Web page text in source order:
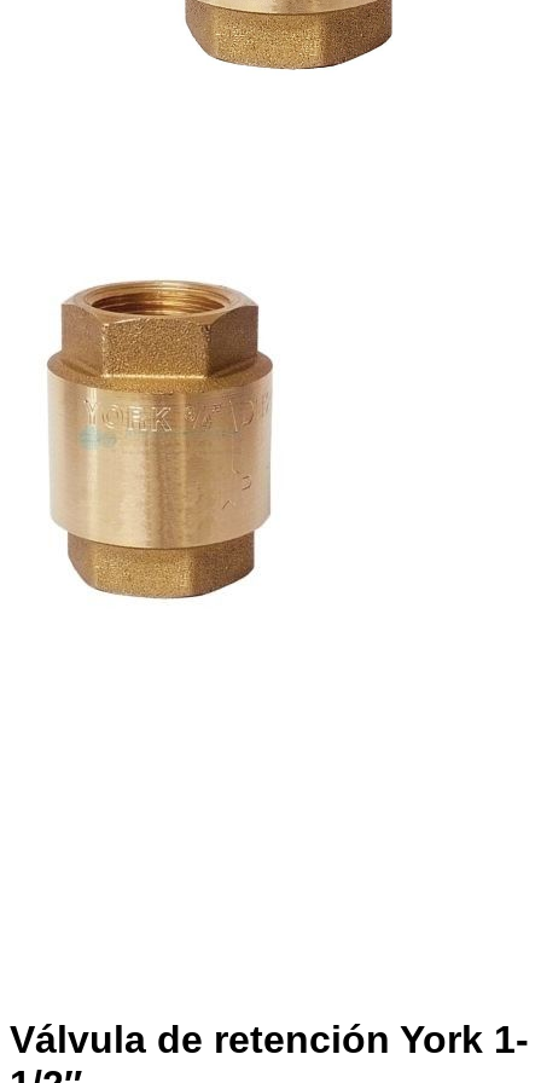
Válvula de retención York 1-